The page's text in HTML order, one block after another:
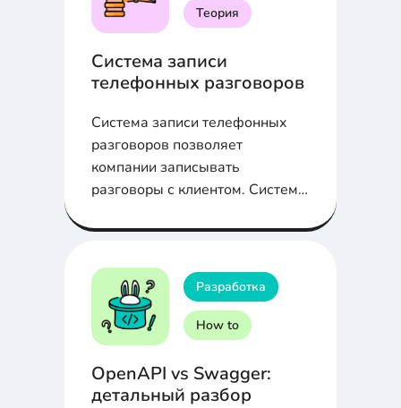
Теория
Система записи
телефонных разговоров
Система записи телефонных
разговоров позволяет
компании записывать
разговоры с клиентом. Система
спорных ситуаций и оценки
Разработка
How to
OpenAPI vs Swagger:
детальный разбор